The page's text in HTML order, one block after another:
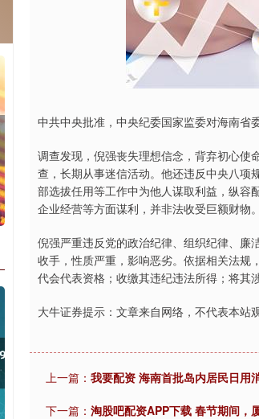
中共中央批准，中央纪委国家监委对海南省
调查发现，倪强丧失理想信念，背弃初心使
查，长期从事迷信活动。他还违反中央八项
部选拔任用等工作中为他人谋取利益，纵容
企业经营等方面谋利，并非法收受巨额财物。
倪强严重违反党的政治纪律、组织纪律、廉
收手，性质严重，影响恶劣。依据相关法规
代会代表资格；收缴其违纪违法所得；将其
大牛证券提示：文章来自网络，不代表本站观
上一篇： 我要配资 海南首批岛内居民日用
下一篇： 淘股吧配资APP下载 春节期间，